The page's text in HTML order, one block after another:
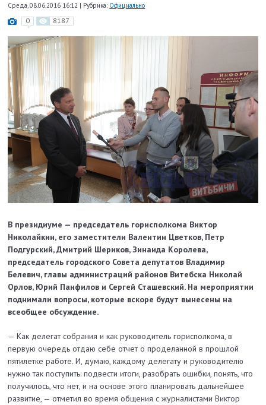
Среда, 08.06.2016 16:12 | Рубрика: Официально
0 8187
В президиуме — председатель горисполкома Виктор
Николайкин, его заместители Валентин Цветков, Петр
Подгурский, Дмитрий Шериков, Зинаида Королева,
председатель городского Совета депутатов Владимир
Белевич, главы администраций районов Витебска Николай
Орлов, Юрий Панфилов и Сергей Сташевский. На мероприятии
поднимали вопросы, которые вскоре будут вынесены на
всеобщее обсуждение.
— Как делегат собрания и как руководитель горисполкома, в
первую очередь отдаю себе отчет о проделанной в прошлой
пятилетке работе. И, думаю, каждому делегату и руководителю
нужно так поступить: подвести итоги, разобрать ошибки, понять, что
получилось, что нет, и на основе этого планировать дальнейшее
развитие, — отметил во время общения с журналистами Виктор